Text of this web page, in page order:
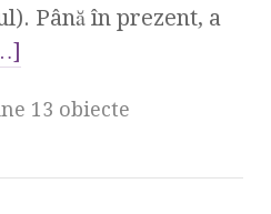
Până în prezent, a
13 obiecte